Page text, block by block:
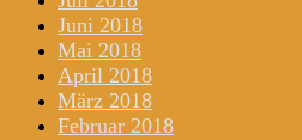
Juni 2018
Mai 2018
April 2018
März 2018
Februar 2018